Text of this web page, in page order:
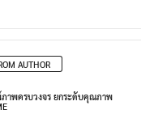
AUTHOR
าพครบวงจร ยกระดับคุณภาพ